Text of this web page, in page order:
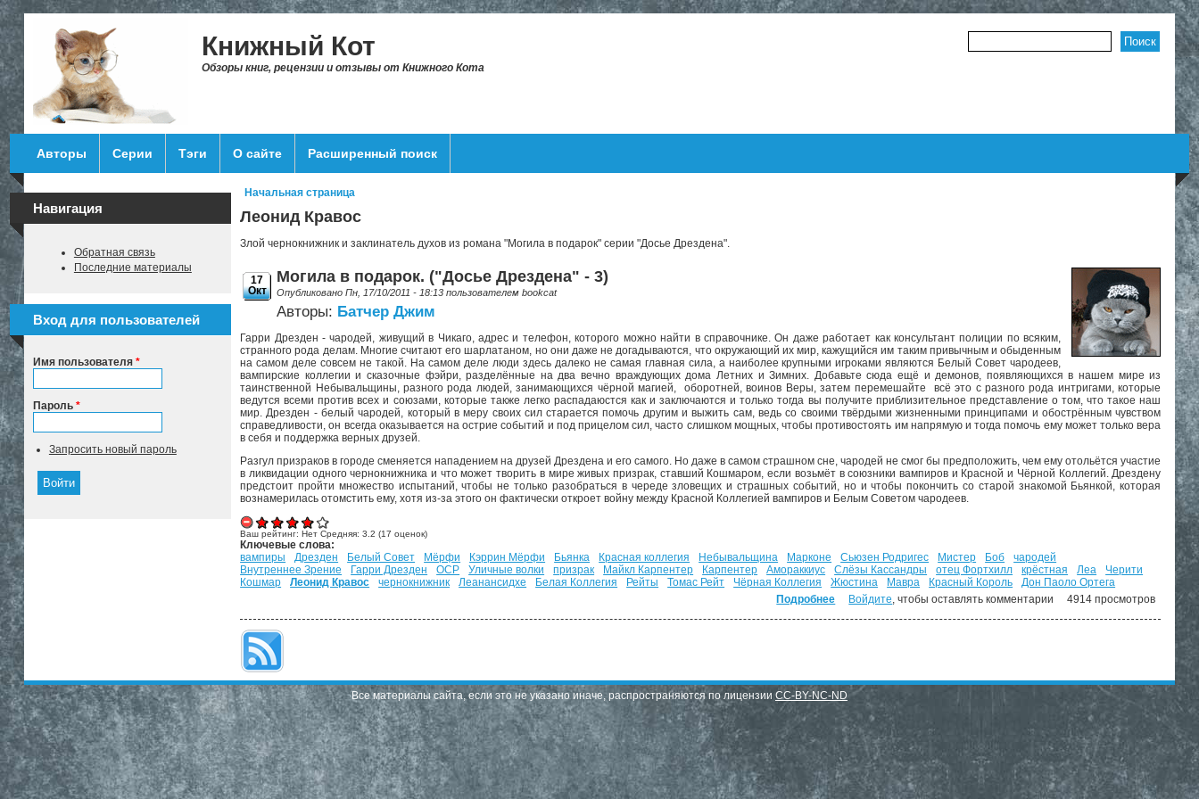
Перейти к основному содержанию
Книжный Кот
Обзоры книг, рецензии и отзывы от Книжного Кота
Форма поиска
Авторы Серии Тэги О сайте Расширенный поиск
Навигация
Обратная связь
Последние материалы
Вход для пользователей
Имя пользователя *
Пароль *
Запросить новый пароль
Вы здесь
Начальная страница
Леонид Кравос
Злой чернокнижник и заклинатель духов из романа "Могила в подарок" серии "Досье Дрездена".
17
Окт
Могила в подарок. ("Досье Дрездена" - 3)
Опубликовано Пн, 17/10/2011 - 18:13 пользователемbookcat
Авторы: Батчер Джим
Гарри Дрезден - чародей, живущий в Чикаго, адрес и телефон, которого можно найти в справочнике. Он даже работает как консультант полиции по всяким,
странного рода делам. Многие считают его шарлатаном, но они даже не догадываются, что окружающий их мир, кажущийся им таким привычным и обыденным
на самом деле совсем не такой. На самом деле люди здесь далеко не самая главная сила, а наиболее крупными игроками являются Белый Совет чародеев,
вампирские коллегии и сказочные фэйри, разделённые на два вечно враждующих дома Летних и Зимних. Добавьте сюда ещё и демонов, появляющихся в нашем мире из
таинственной Небывальщины, разного рода людей, занимающихся чёрной магией, оборотней, воинов Веры, затем перемешайте всё это с разного рода интригами, которые
ведутся всеми против всех и союзами, которые также легко распадаюстся как и заключаются и только тогда вы получите приблизительное представление о том, что такое наш
мир. Дрезден - белый чародей, который в меру своих сил старается помочь другим и выжить сам, ведь со своими твёрдыми жизненными принципами и обострённым чувством
справедливости, он всегда оказывается на острие событий и под прицелом сил, часто слишком мощных, чтобы противостоять им напрямую и тогда помочь ему может только вера
в себя и поддержка верных друзей.
Разгул призраков в городе сменяется нападением на друзей Дрездена и его самого. Но даже в самом страшном сне, чародей не смог бы предположить, чем ему отольётся участие
в ликвидации одного чернокнижника и что может творить в мире живых призрак, ставший Кошмаром, если возьмёт в союзники вампиров и Красной и Чёрной Коллегий. Дрездену
предстоит пройти множество испытаний, чтобы не только разобраться в череде зловещих и страшных событий, но и чтобы покончить со старой знакомой Бьянкой, которая
вознамерилась отомстить ему, хотя из-за этого он фактически откроет войну между Красной Коллегией вампиров и Белым Советом чародеев.
Ваш рейтинг:Нет Средняя:3.2 (17 оценок)
Ключевые слова:
вампиры
Дрезден Белый Совет Мёрфи Кэррин Мёрфи Бьянка Красная коллегия Небывальщина Марконе Сьюзен Родригес Мистер Боб
чародей
Внутреннее Зрение
Гарри Дрезден ОСР Уличные волки призрак Майкл Карпентер Карпентер Амораккиус Слёзы Кассандры отец Фортхилл крёстная Леа
Черити
Кошмар
Леонид Кравос чернокнижник Леанансидхе Белая Коллегия Рейты Томас Рейт Чёрная Коллегия Жюстина Мавра Красный Король
Дон Паоло Ортега
Подробнее о Могила в подарок. ("Досье Дрездена" - 3)
Войдите, чтобы оставлять комментарии 4914 просмотров
Все материалы сайта, если это не указано иначе, распространяются по лицензии CC-BY-NC-ND